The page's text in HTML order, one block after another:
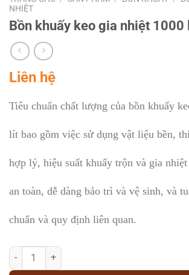
NHIỆT
Bồn khuấy keo gia nhiệt 1000
Liên hệ
Tiêu chuẩn chất lượng của bồn khuấy
lít bao gồm việc sử dụng vật liệu bền,
hợp lý, hiệu suất khuấy trộn và gia nhiệt
an toàn, dễ dàng bảo trì và vệ sinh, và
chuẩn và quy định liên quan.
Bồn khuấy keo gia nhiệt 1000 lít số lượng